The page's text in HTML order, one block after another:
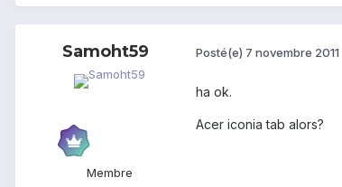
Samoht59
Membre
Posté(e) 7 novembre 2011
ha ok.
Acer iconia tab alors?